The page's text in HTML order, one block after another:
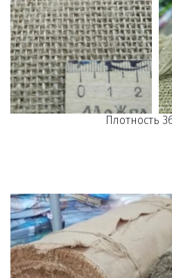
Плотность